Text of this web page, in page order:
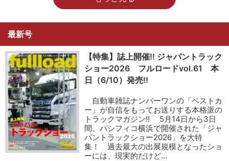
最新号
【特集】誌上開催!! ジャパントラック
ショー2026 フルロードvol.61 本
日（6/10）発売!!
自動車雑誌ナンバーワンの「ベストカ
ー」が自信をもってお送りする本格派の
トラックマガジン!! 5月14日から3日
間、パシフィコ横浜で開催された「ジャ
パントラックショー2026」を大特
集！ 過去最大の出展規模となったショ
ーには、現実的だけど…